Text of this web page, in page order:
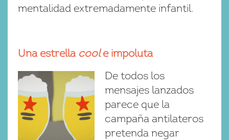
mentalidad extremadamente infantil.
Una estrella coole impoluta
De todos los
mensajes lanzados
parece que la
campaña antilateros
pretenda negar